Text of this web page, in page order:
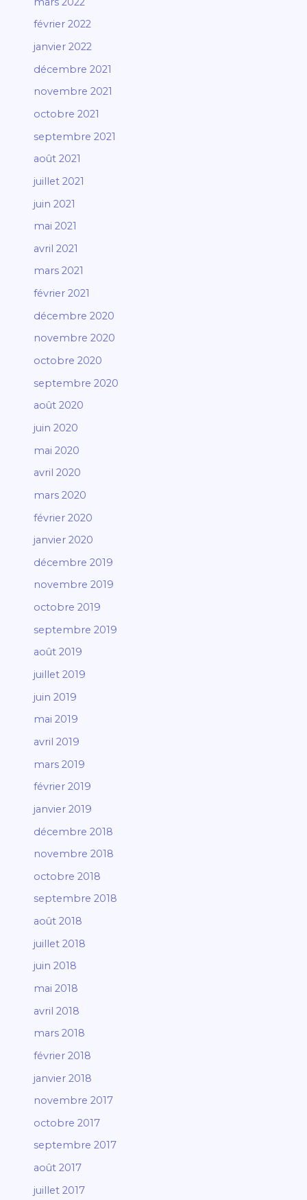
février 2022
janvier 2022
décembre 2021
novembre 2021
octobre 2021
septembre 2021
août 2021
juillet 2021
juin 2021
mai 2021
avril 2021
mars 2021
février 2021
décembre 2020
novembre 2020
octobre 2020
septembre 2020
août 2020
juin 2020
mai 2020
avril 2020
mars 2020
février 2020
janvier 2020
décembre 2019
novembre 2019
octobre 2019
septembre 2019
août 2019
juillet 2019
juin 2019
mai 2019
avril 2019
mars 2019
février 2019
janvier 2019
décembre 2018
novembre 2018
octobre 2018
septembre 2018
août 2018
juillet 2018
juin 2018
mai 2018
avril 2018
mars 2018
février 2018
janvier 2018
novembre 2017
octobre 2017
septembre 2017
août 2017
juillet 2017